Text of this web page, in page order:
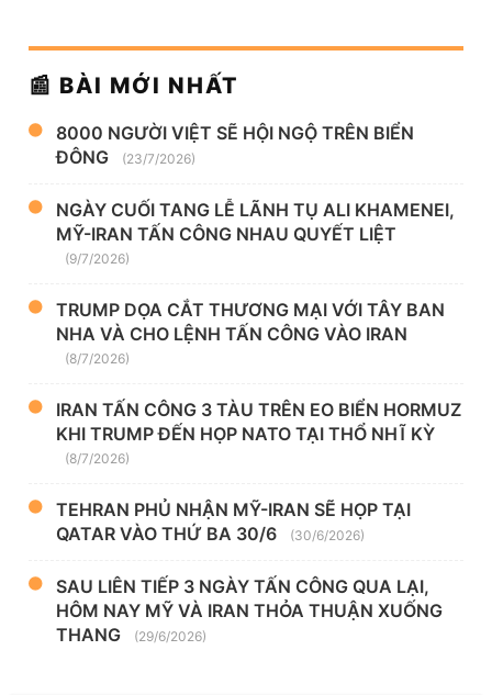
📰 BÀI MỚI NHẤT
8000 NGƯỜI VIỆT SẼ HỘI NGỘ TRÊN BIỂN
ĐÔNG
(23/7/2026)
NGÀY CUỐI TANG LỄ LÃNH TỤ ALI KHAMENEI,
MỸ-IRAN TẤN CÔNG NHAU QUYẾT LIỆT
(9/7/2026)
TRUMP DỌA CẮT THƯƠNG MẠI VỚI TÂY BAN
NHA VÀ CHO LỆNH TẤN CÔNG VÀO IRAN
(8/7/2026)
IRAN TẤN CÔNG 3 TÀU TRÊN EO BIỂN HORMUZ
KHI TRUMP ĐẾN HỌP NATO TẠI THỔ NHĨ KỲ
(8/7/2026)
TEHRAN PHỦ NHẬN MỸ-IRAN SẼ HỌP TẠI
QATAR VÀO THỨ BA 30/6
(30/6/2026)
SAU LIÊN TIẾP 3 NGÀY TẤN CÔNG QUA LẠI,
HÔM NAY MỸ VÀ IRAN THỎA THUẬN XUỐNG
THANG
(29/6/2026)